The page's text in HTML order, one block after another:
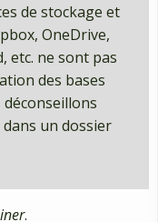
de stockage et
OneDrive,
etc. ne sont pas
des bases
un dossier
.